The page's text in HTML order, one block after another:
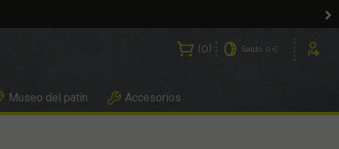
0 Saldo: 0 €
Museo del patín Accesorios